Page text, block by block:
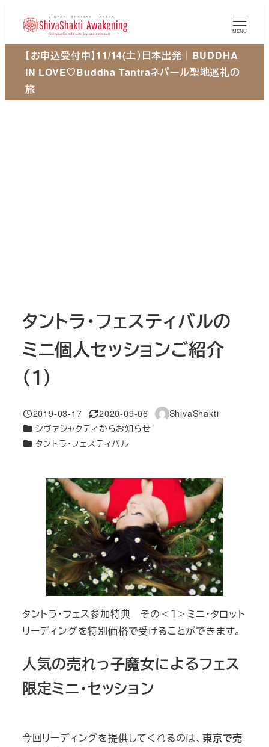
ン
MENU
【お申込受付中】11/14(土）日本出発｜BUDDHA
IN LOVE♡Buddha Tantraネパール聖地巡礼の
旅
タントラ・フェスティバルの
ミニ個人セッションご紹介
（１）
投稿日
2019-03-17
更新日
2020-09-06
著
ShivaShakti
カテゴリー
シヴァシャクティからお知らせ
カテゴリー
タントラ・フェスティバル
タントラ・フェス参加特典 その＜１＞ミニ・タロット
リーディングを特別価格で受けることができます。
人気の売れっ子魔女によるフェス
限定ミニ・セッション
今回リーディングを提供してくれるのは、 東京で売